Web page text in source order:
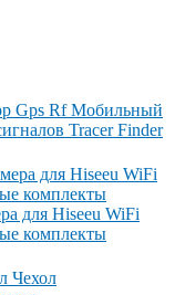
Gps Rf Мобильный
Tracer Finder
для Hiseeu WiFi
комплекты